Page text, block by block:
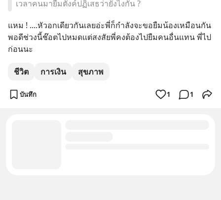
เวลาคนมายืมตังค์ปฏิเสธว่ายังไงกัน ?
แหม ! ....หัวอกเดียวกันเลยอ่ะพี่ก็กำลังจะขอยืมน้องเหมือนกัน
พอดีช่วงนี้ช๊อตไปหมดแต่สงสัยพี่คงต้องไปยืมคนอื่นแทน พี่ไป
ก่อนนะ
ชีวิต การเงิน สุขภาพ
บันทึก 1 1